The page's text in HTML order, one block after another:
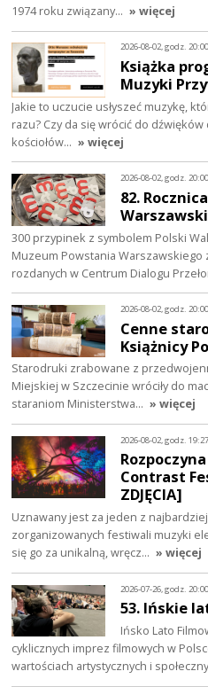
1974 roku związany… » więcej
2026-08-02, godz. 20:00
Książka
Muzyki
Jakie to uczucie usłyszeć muzykę,
razu? Czy da się wrócić do
kościołów… » więcej
2026-08-02, godz. 20:00
82.
300 przypinek z symbolem Polski
Muzeum Powstania Warszawskiego
rozdanych w Centrum Dialogu
2026-08-02, godz. 20:00
Cenne
Książnicy
Starodruki zrabowane z
Miejskiej w Szczecinie wróciły do
staraniom Ministerstwa… » więcej
2026-08-02, godz. 19:27
Contrast
ZDJĘCIA]
Uznawany jest za jeden z
zorganizowanych festiwali muzyki
się go za unikalną, wręcz… » więcej
2026-07-26, godz. 20:00
53. Ińskie
Ińsko Lato
cyklicznych imprez filmowych w
wartościach artystycznych i